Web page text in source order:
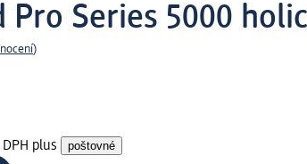
Pro Series 5000
)
plus poštovné